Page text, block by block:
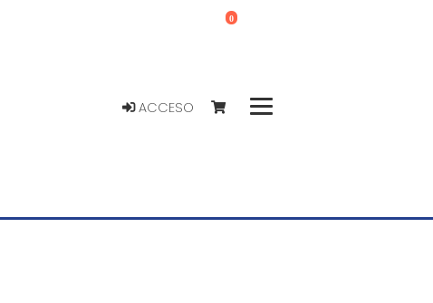
ACCESO
0